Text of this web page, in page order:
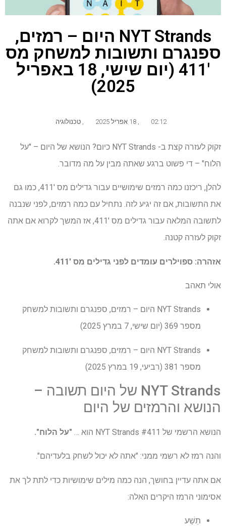
NYT Strands היום – רמזים,
ספנגרם ותשובות למשחק מס
'411 (יום שישי, 18 באפריל
2025)
02:12 טכנולוגיה
זקוק לעזרה קצת ב- NYT Strands כיום? הנושא של היום – "על
הלוח" – די פשוט ברגע שאתה מבין על מה מדובר.
להלן, ריכזנו כמה רמזים שימושיים עבור גדילים מס '411, כמו גם
את התשובות, אם זה יגיע לזה. נתחיל עם כמה רמזים, לפני שנבנה
לתשובה המלאה עבור גדילים מס '411, אז המשך לקרוא אם אתה
זקוק לעזרה קטנה.
אזהרה: ספוילרים עומדים לפני גדילים מס '411.
אולי תאהב
NYT Strands היום – רמזים, ספנגרם ותשובות למשחק
מספר 369 (יום שישי, 7 במרץ 2025)
NYT Strands היום – רמזים, ספנגרם ותשובות למשחק
מספר 381 (רביעי, 19 במרץ 2025)
NYT Strands של היום תשובה –
הנושא והרמזים של היום
הנושא הרשמי של NYT Strands #411 הוא … "על הלוח".
והנה רמז לא רשמי ממני: "אתה לא יכול לשחק בלעדיהם".
אם אתה עדיין בחושך, הנה כמה מילים שימושיות כדי לתת לך את
אסימוני הרמז היקרים האלה:
תֵשַׁע